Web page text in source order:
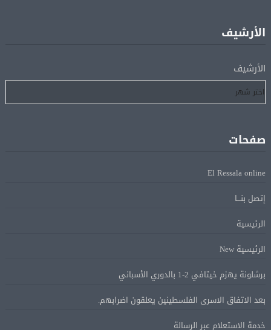
المؤهلة لأولمبياد 2028
إسبانيا تعيد فرض الرقابة على حدودها مع إيطاليا وسط
خلاف متصاعد بشأن الهجرة
الرئيس الإيرانى: الظروف الراهنة فرصة للتوصل إلى اتفاق
Alcool américain au Canada: «Carney risque d’être pris en
«Aucune négociation ne peut être bonne avec
spécialiste en droit commercial
الأرشيف
الأرشيف
صفحات
El Ressala online
إتصل بنـــا
الرئيسية
الرئيسية New
برشلونة يهزم خيتافي 2-1 بالدوري الأسباني
بعد الاتفاق الاسرى الفلسطينين يعلقون اضرابهم.
خدمة الاستعلام عبر الرسالة